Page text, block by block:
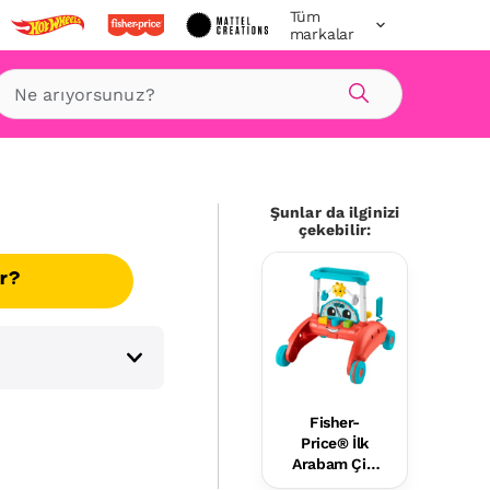
Tüm
markalar
Ara
Şunlar da ilginizi
çekebilir:
Fisher-
Price® İlk
Arabam Çift
Yönlü